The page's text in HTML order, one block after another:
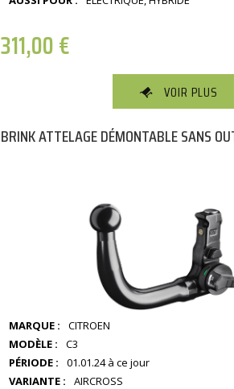
311,00€
VOIR PLUS
BRINK ATTELAGE DÉMONTABLE SANS
MARQUE :
CITROEN
MODÈLE :
C3
PÉRIODE :
01.01.24 à ce jour
VARIANTE :
AIRCROSS